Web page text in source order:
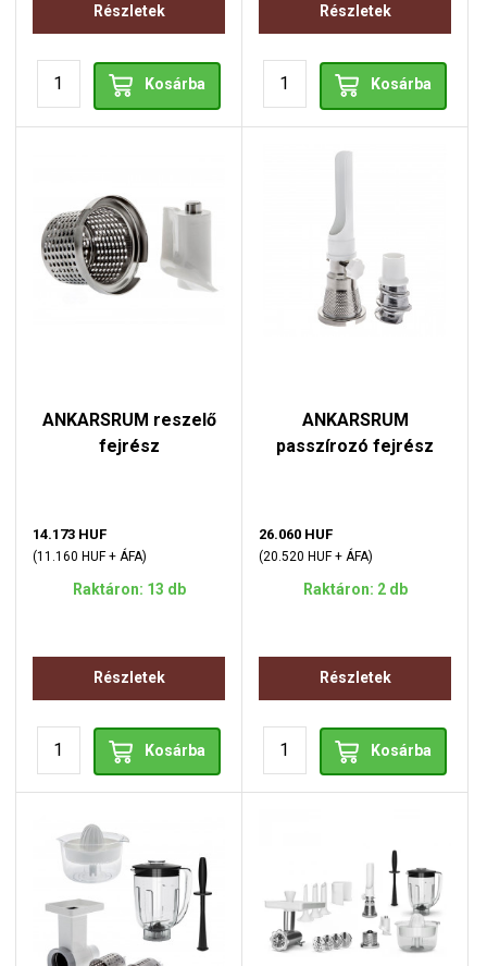
Részletek
Kosárba
Részletek
Kosárba
ANKARSRUM reszelő
fejrész
14.173 HUF
(11.160 HUF + ÁFA)
Raktáron: 13 db
Részletek
Kosárba
ANKARSRUM
passzírozó fejrész
26.060 HUF
(20.520 HUF + ÁFA)
Raktáron: 2 db
Részletek
Kosárba